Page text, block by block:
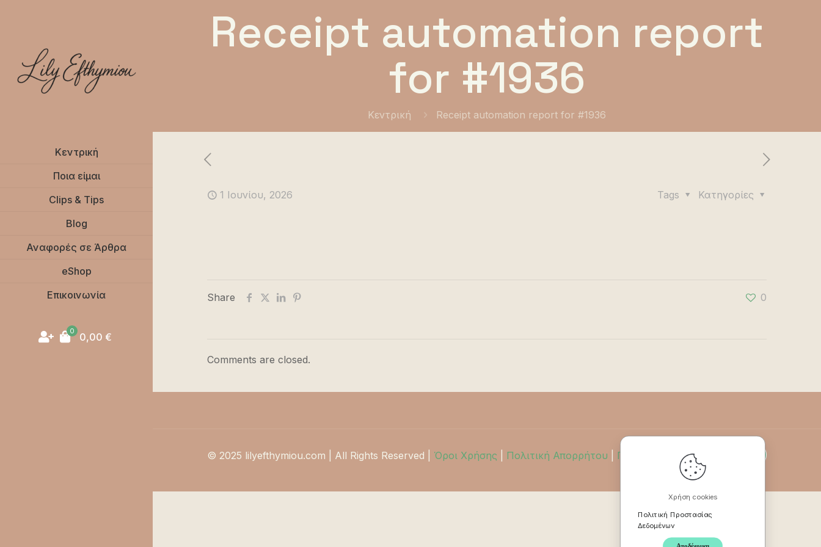
Κεντρική
Ποια είμαι
Clips & Tips
Blog
Αναφορές σε Άρθρα
eShop
Επικοινωνία
0 0,00 €
Receipt automation report
for #1936
Κεντρική Receipt automation report for #1936
1 Ιουνίου, 2026 Κατηγορίες
Tags
Share 0
Comments are closed.
© 2025 lilyefthymiou.com | All Rights Reserved | Όροι Χρήσης Πολιτική Απορρήτου Πολιτική Επιστροφών
Χρήση cookies
Πολιτική Προστασίας
Δεδομένων
Αποδέχομαι